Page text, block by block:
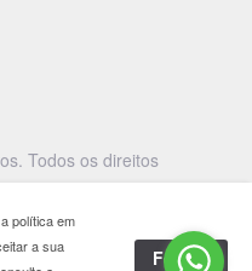
Todos os direitos
política em
a sua
Fechar